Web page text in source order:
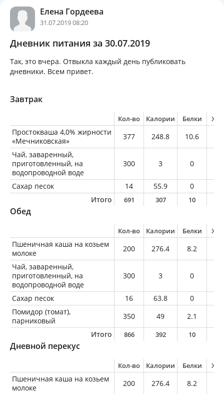
Елена Гордеева
31.07.2019 08:20
Дневник питания за 30.07.2019
Так, это вчера. Отвыкла каждый день публиковать
дневники. Всем привет.
Завтрак
Кол-во Калории Белки
Простокваша 4,0% жирности
«Мечниковская»
377 248.8 10.6
Чай, заваренный,
приготовленный, на
водопроводной воде
300 3 0
Сахар песок 14 55.9 0
Итого
691 307 10
Обед
Кол-во Калории Белки
Пшеничная каша на козьем
молоке
200 276.4 8.2
Чай, заваренный,
приготовленный, на
водопроводной воде
300 3 0
Сахар песок 16 63.8 0
Помидор (томат),
парниковый
350 49 2.1
Итого
866 392 10
Дневной перекус
Кол-во Калории Белки
Пшеничная каша на козьем
молоке
200 276.4 8.2